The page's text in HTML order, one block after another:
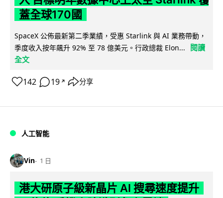
蓋全球170國
SpaceX 公佈最新第二季業績，受惠 Starlink 與 AI 業務帶動，
季度收入按年飆升 92% 至 78 億美元。行政總裁 Elon...
閱讀
全文
142 19 ↗ 分享
人工智能
Vin 1 日
港大研原子級新晶片 AI 搜尋速度提升